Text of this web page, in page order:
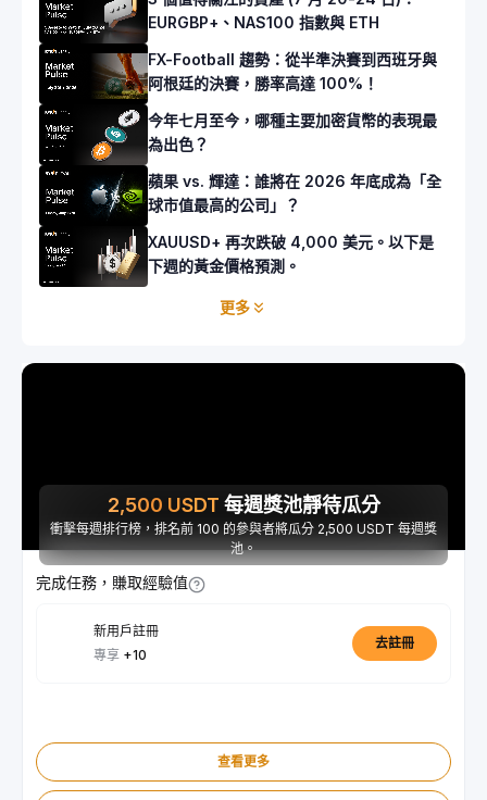
EURGBP+、NAS100 指數與 ETH
FX-Football 趨勢：從半準決賽到西班牙與
阿根廷的決賽，勝率高達 100%！
今年七月至今，哪種主要加密貨幣的表現最
為出色？
蘋果 vs. 輝達：誰將在 2026 年底成為「全
球市值最高的公司」？
XAUUSD+ 再次跌破 4,000 美元。以下是
下週的黃金價格預測。
更多
2,500 USDT 每週獎池靜待瓜分
衝擊每週排行榜，排名前 100 的參與者將瓜分 2,500 USDT 每週獎
池。
完成任務，賺取經驗值
新用戶註冊
專享 +10
去註冊
查看更多